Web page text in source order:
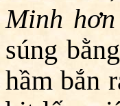
Minh
súng
hầm bắn